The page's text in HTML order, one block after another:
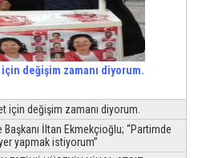
değişim zamanı diyorum.
için değişim zamanı diyorum.
İltan Ekmekçioğlu; “Partimde
yapmak istiyorum”